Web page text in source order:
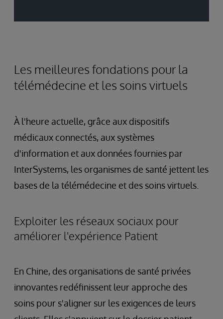
Les meilleures fondations pour la
télémédecine et les soins virtuels
À l'heure actuelle, grâce aux dispositifs
médicaux connectés, aux systèmes
d'information et aux données fournies par
InterSystems, les organismes de santé jettent les
bases de la télémédecine et des soins virtuels.
Exploiter les réseaux sociaux pour
améliorer l'expérience Patient
En Chine, des organisations de santé privées
innovantes redéfinissent leur approche des
soins pour s'aligner sur les exigences de leurs